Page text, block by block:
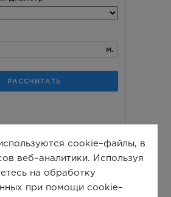
cookie–файлы, в
веб–аналитики. Используя
на обработку
при помощи cookie–